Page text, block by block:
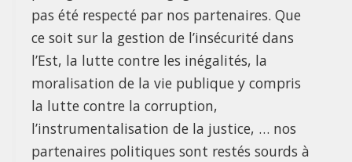
pas été respecté par nos partenaires. Que
ce soit sur la gestion de l’insécurité dans
l’Est, la lutte contre les inégalités, la
moralisation de la vie publique y compris
la lutte contre la corruption,
l’instrumentalisation de la justice, … nos
partenaires politiques sont restés sourds à